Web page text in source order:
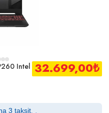
Intel 32.699,00₺
3 taksit